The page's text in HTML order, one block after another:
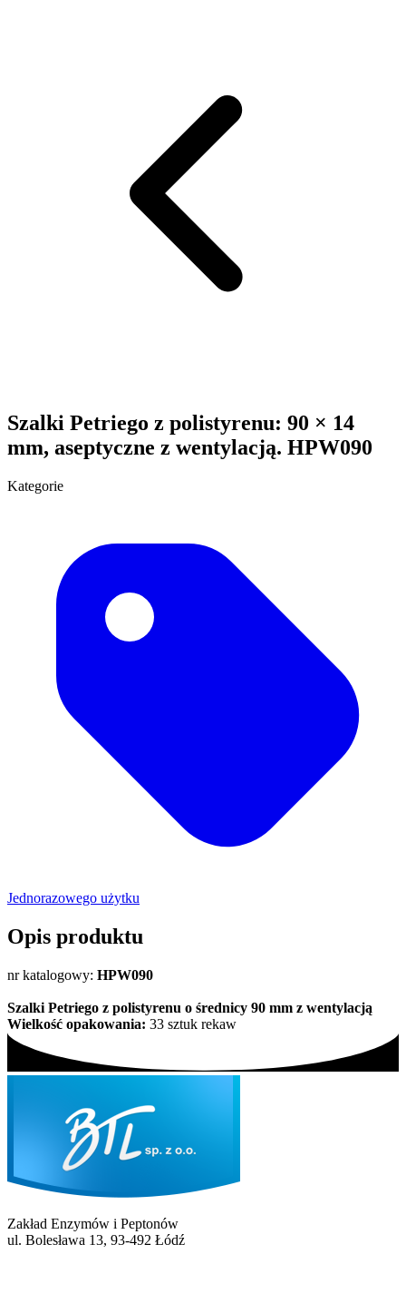
Szalki Petriego z polistyrenu: 90 × 14
mm, aseptyczne z wentylacją. HPW090
Kategorie
Jednorazowego użytku
Opis produktu
nr katalogowy: HPW090
Szalki Petriego z polistyrenu o średnicy 90 mm z wentylacją
Wielkość opakowania: 33 sztuk rekaw
Zakład Enzymów i Peptonów
ul. Bolesława 13, 93-492 Łódź